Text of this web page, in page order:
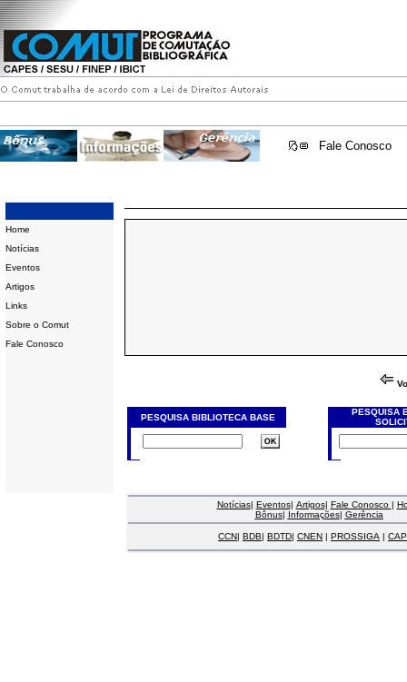
Fale Conosco
Home
Notícias
Eventos
Artigos
Links
Sobre o Comut
Fale Conosco
PESQUISA BIBLIOTECA BASE
PESQUISA
Notícias| Eventos| Artigos| Fale Conosco |
Bônus| Informações| Gerência
CCN| BDB| BDTD| CNEN | PROSSIGA |